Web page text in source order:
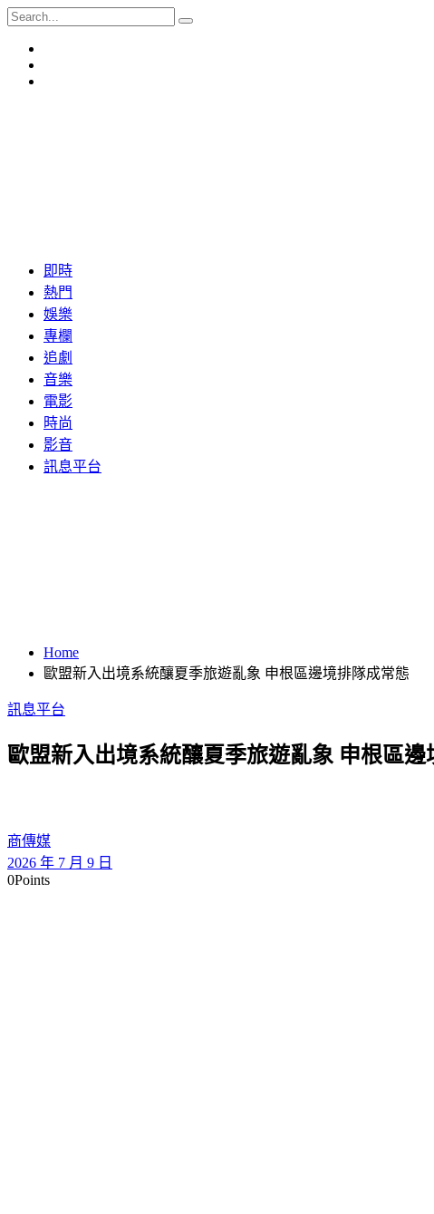
即時
熱門
娛樂
專欄
追劇
音樂
電影
時尚
影音
訊息平台
Home
歐盟新入出境系統釀夏季旅遊亂象 申根區邊境排隊成常態
訊息平台
歐盟新入出境系統釀夏季旅遊亂象 申根區邊
商傳媒
2026 年 7 月 9 日
0Points